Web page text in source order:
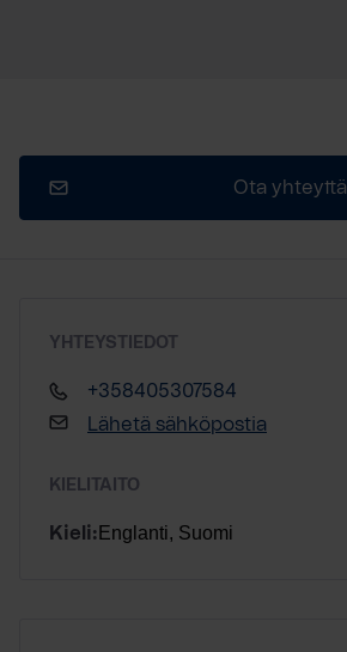
Ota yhteyttä
YHTEYSTIEDOT
+358405307584
Lähetä sähköpostia
KIELITAITO
Kieli: Englanti, Suomi